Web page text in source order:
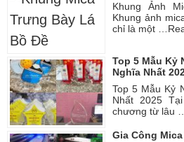
Khung Ảnh
Khung ảnh
chỉ là một …
Top 5 Mẫu Kỷ
Nghĩa Nhất
Top 5 Mẫu Kỷ
Nhất 2025
chương từ lâu …
Gia Công